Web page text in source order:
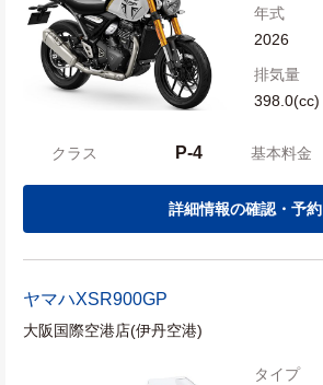
年式
2026
排気量
398.0(cc)
クラス P-4 基本料金
詳細情報の確認・予約
ヤマハXSR900GP
大阪国際空港店(伊丹空港)
タイプ